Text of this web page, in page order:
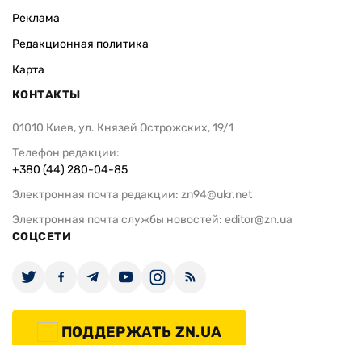
Реклама
Редакционная политика
Карта
КОНТАКТЫ
01010 Киев, ул. Князей Острожских, 19/1
Телефон редакции:
+380 (44) 280-04-85
Электронная почта редакции: zn94@ukr.net
Электронная почта службы новостей: editor@zn.ua
СОЦСЕТИ
ПОДДЕРЖАТЬ ZN.UA